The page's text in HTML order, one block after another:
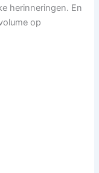
herinneringen. En
op